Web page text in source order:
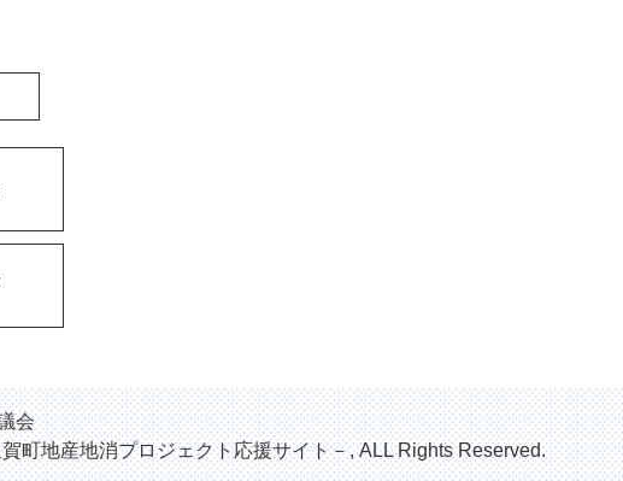
会
町地産地消プロジェクト応援サイト－, ALL Rights Reserved.